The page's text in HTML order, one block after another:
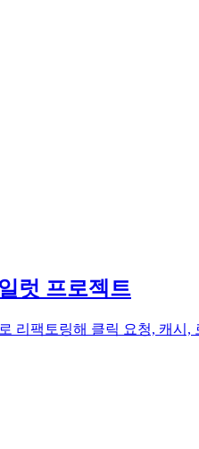
럿 프로젝트
리팩토링해 클릭 요청, 캐